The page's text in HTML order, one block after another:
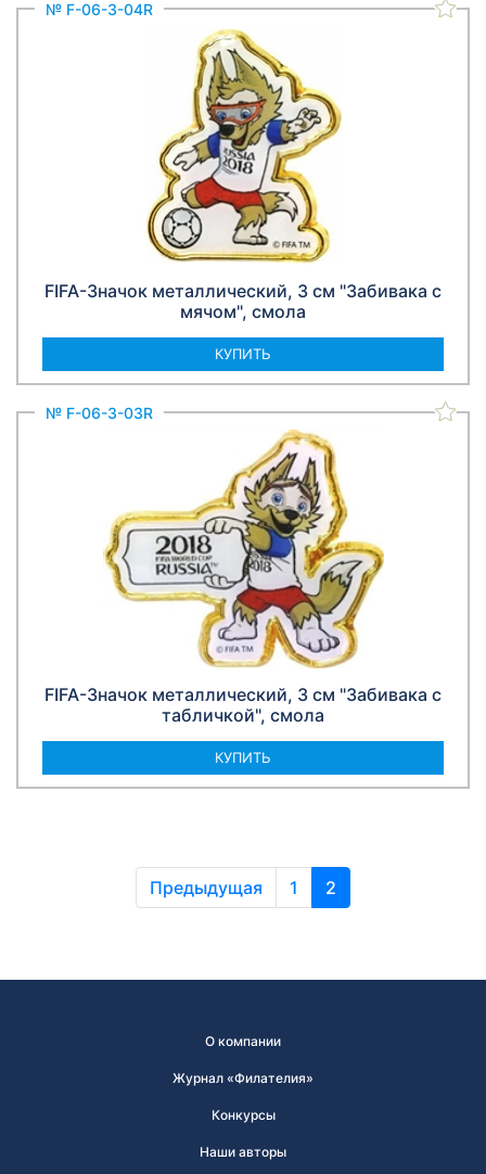
№ F-06-3-04R
FIFA-Значок металлический, 3 см "Забивака с
мячом", смола
КУПИТЬ
№ F-06-3-03R
FIFA-Значок металлический, 3 см "Забивака с
табличкой", смола
КУПИТЬ
Предыдущая 1 2
О компании
Журнал «Филателия»
Конкурсы
Наши авторы